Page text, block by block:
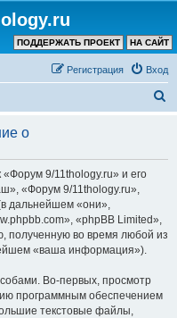
НА САЙТ
ПОДДЕРЖАТЬ ПРОЕКТ
Вход
Регистрация
с
о
9/11thology.ru» и его
«Форум 9/11thology.ru»,
дальнейшем «они»,
«phpBB Limited»,
полученную во время любой из
«ваша информация»).
Во-первых, просмотр
программным обеспечением
текстовые файлы,